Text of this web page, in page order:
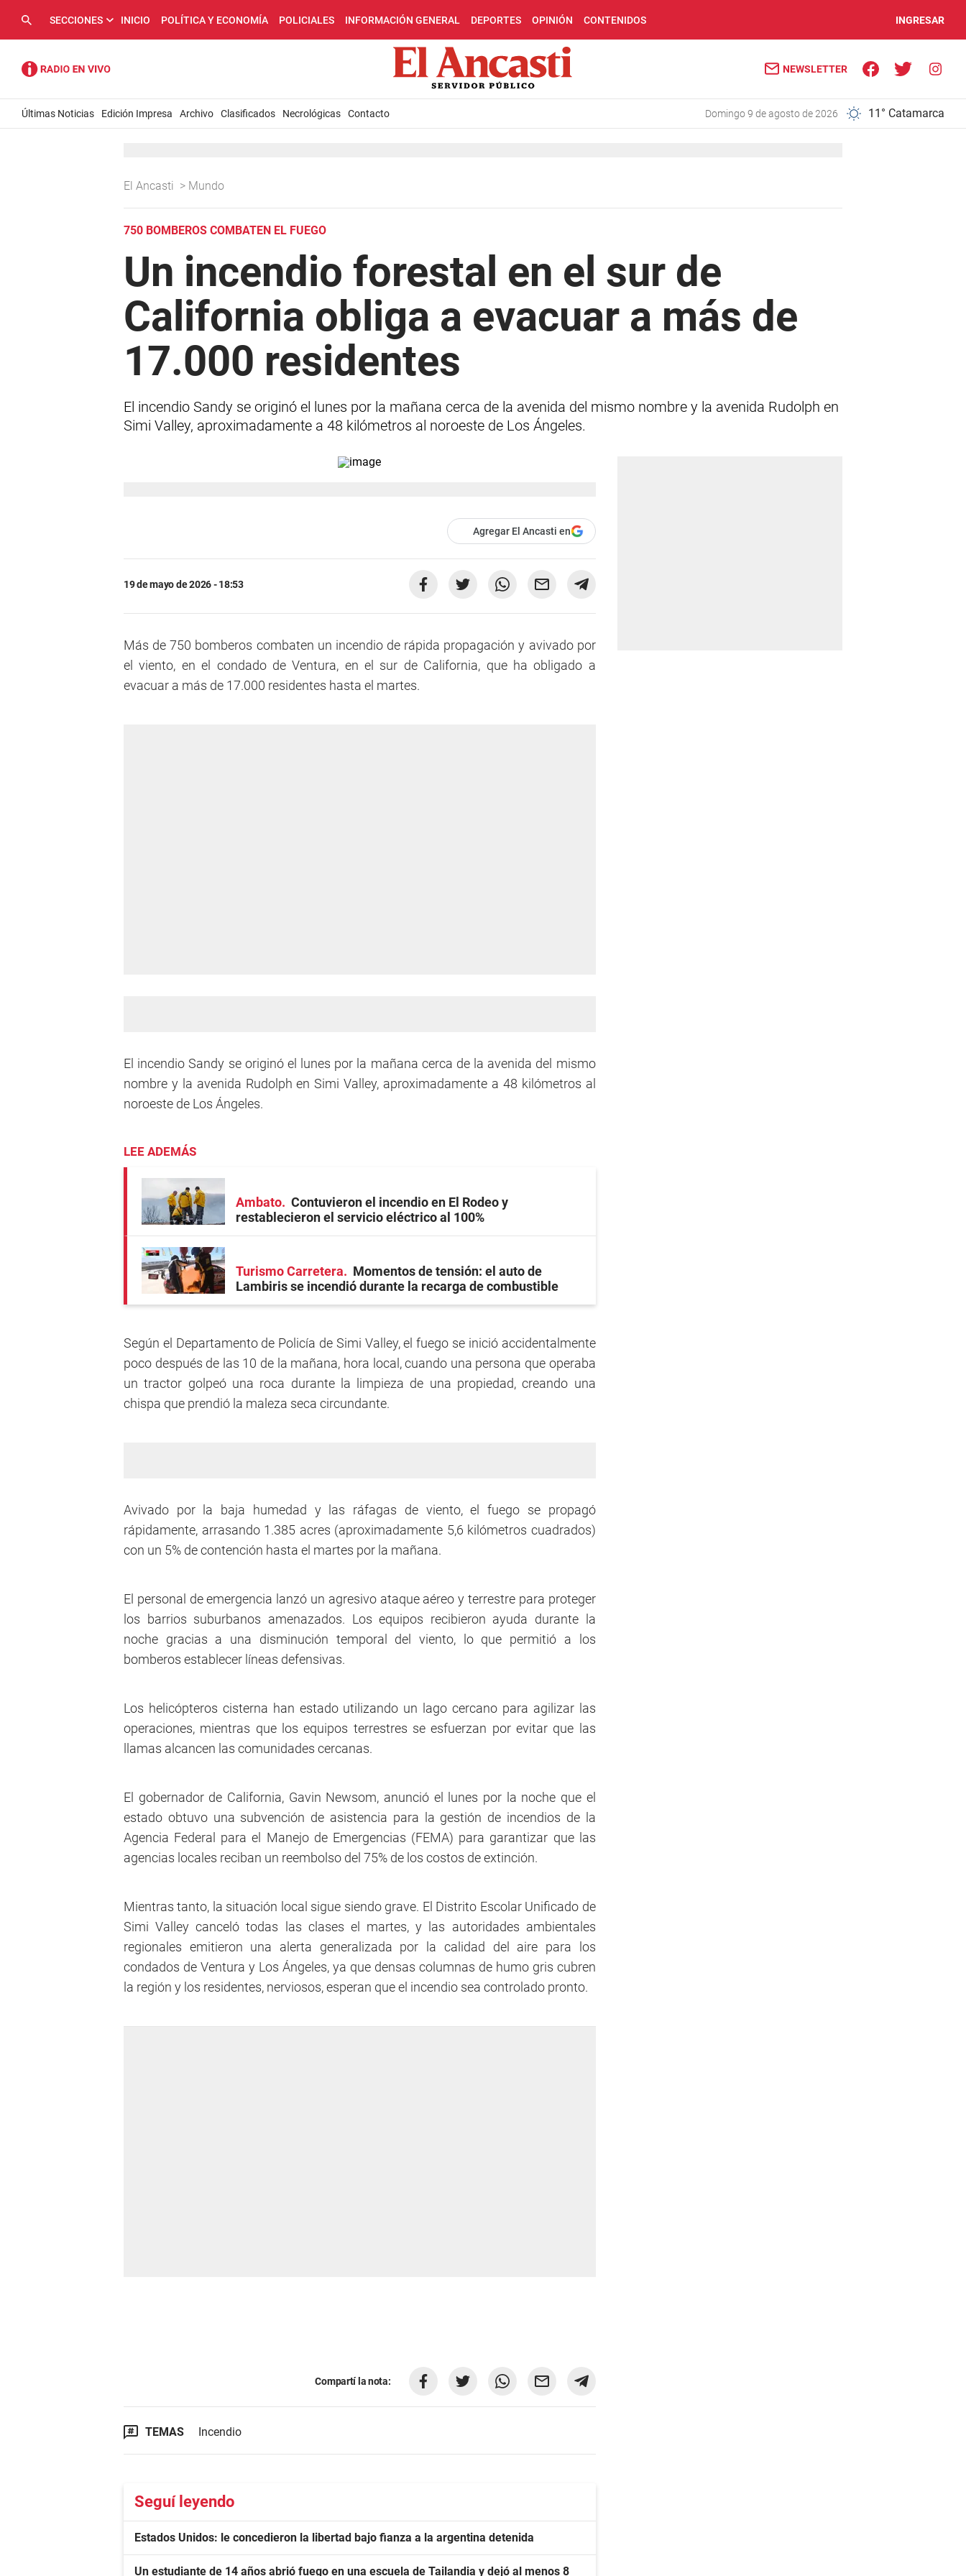
SECCIONES INICIO POLÍTICA Y ECONOMÍA POLICIALES INFORMACIÓN GENERAL DEPORTES OPINIÓN CONTENIDOS INGRESAR
NEWSLETTER
Últimas Noticias Edición Impresa Archivo Clasificados Necrológicas Contacto domingo 9 de agosto de 2026 11° Catamarca
El Ancasti > Mundo
750 BOMBEROS COMBATEN EL FUEGO
Un incendio forestal en el sur de
California obliga a evacuar a más de
17.000 residentes
El incendio Sandy se originó el lunes por la mañana cerca de la avenida del mismo nombre y la avenida Rudolph en
Simi Valley, aproximadamente a 48 kilómetros al noroeste de Los Ángeles.
Agregar El Ancasti en
19 de mayo de 2026 - 18:53
Más de 750 bomberos combaten un incendio de rápida propagación y avivado por
el viento, en el condado de Ventura, en el sur de California, que ha obligado a
evacuar a más de 17.000 residentes hasta el martes.
El incendio Sandy se originó el lunes por la mañana cerca de la avenida del mismo
nombre y la avenida Rudolph en Simi Valley, aproximadamente a 48 kilómetros al
noroeste de Los Ángeles.
LEE ADEMÁS
Ambato
Contuvieron el incendio en El Rodeo y
restablecieron el servicio eléctrico al 100%
Turismo Carretera
Momentos de tensión: el auto de
Lambiris se incendió durante la recarga de combustible
Según el Departamento de Policía de Simi Valley, el fuego se inició accidentalmente
poco después de las 10 de la mañana, hora local, cuando una persona que operaba
un tractor golpeó una roca durante la limpieza de una propiedad, creando una
chispa que prendió la maleza seca circundante.
Avivado por la baja humedad y las ráfagas de viento, el fuego se propagó
rápidamente, arrasando 1.385 acres (aproximadamente 5,6 kilómetros cuadrados)
con un 5% de contención hasta el martes por la mañana.
El personal de emergencia lanzó un agresivo ataque aéreo y terrestre para proteger
los barrios suburbanos amenazados. Los equipos recibieron ayuda durante la
noche gracias a una disminución temporal del viento, lo que permitió a los
bomberos establecer líneas defensivas.
Los helicópteros cisterna han estado utilizando un lago cercano para agilizar las
operaciones, mientras que los equipos terrestres se esfuerzan por evitar que las
llamas alcancen las comunidades cercanas.
El gobernador de California, Gavin Newsom, anunció el lunes por la noche que el
estado obtuvo una subvención de asistencia para la gestión de incendios de la
Agencia Federal para el Manejo de Emergencias (FEMA) para garantizar que las
agencias locales reciban un reembolso del 75% de los costos de extinción.
Mientras tanto, la situación local sigue siendo grave. El Distrito Escolar Unificado de
Simi Valley canceló todas las clases el martes, y las autoridades ambientales
regionales emitieron una alerta generalizada por la calidad del aire para los
condados de Ventura y Los Ángeles, ya que densas columnas de humo gris cubren
la región y los residentes, nerviosos, esperan que el incendio sea controlado pronto.
Compartí la nota:
TEMAS Incendio
Seguí leyendo
Estados Unidos: le concedieron la libertad bajo fianza a la argentina detenida
Un estudiante de 14 años abrió fuego en una escuela de Tailandia y dejó al menos 8